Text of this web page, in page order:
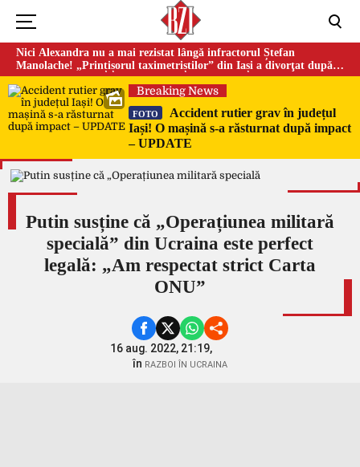
Nici Alexandra nu a mai rezistat lângă infractorul Ștefan
Manolache! „Prințișorul taximetriștilor” din Iași a divorţat după
doi ani de căsnicie
Breaking News
FOTO
Accident rutier grav în județul
Iași! O mașină s-a răsturnat după impact
– UPDATE
Putin susține că „Operațiunea militară
specială” din Ucraina este perfect
legală: „Am respectat strict Carta
ONU”
16 aug. 2022, 21:19,
în RAZBOI ÎN UCRAINA